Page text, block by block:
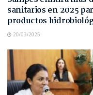
sanitarios en 2025
productos
20/03/2025